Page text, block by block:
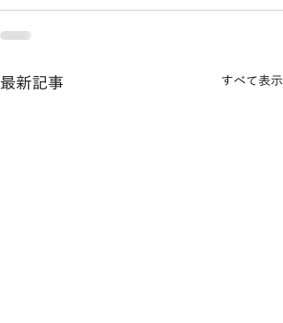
最新記事 すべて表示